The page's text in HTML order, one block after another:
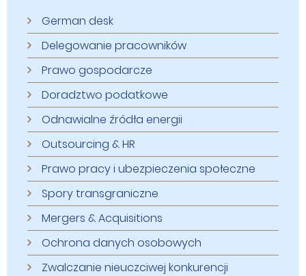
German desk
Delegowanie pracowników
Prawo gospodarcze
Doradztwo podatkowe
Odnawialne źródła energii
Outsourcing & HR
Prawo pracy i ubezpieczenia społeczne
Spory transgraniczne
Mergers & Acquisitions
Ochrona danych osobowych
Zwalczanie nieuczciwej konkurencji